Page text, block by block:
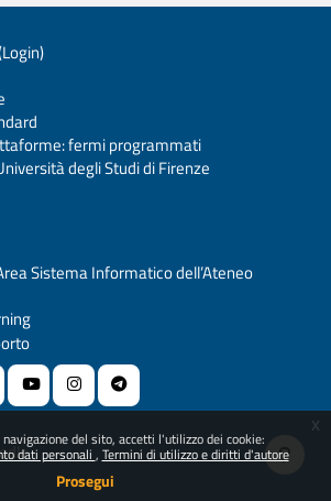
del sito, accetti l'utilizzo dei cookie:
dati personali Termini di utilizzo e diritti d'autore
Prosegui
x
Login)
fermi programmati
degli Studi di Firenze
Sistema Informatico dell’Ateneo